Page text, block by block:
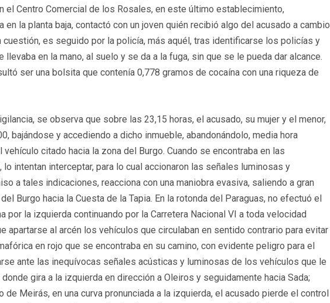
el Centro Comercial de los Rosales, en este último establecimiento,
la planta baja, contactó con un joven quién recibió algo del acusado a cambio
es seguido por la policía, más aquél, tras identificarse los policías y
llevaba en la mano, al suelo y se da a la fuga, sin que se le pueda dar alcance.
ser una bolsita que contenía 0,778 gramos de cocaína con una riqueza de
se observa que sobre las 23,15 horas, el acusado, su mujer y el menor,
bajándose y accediendo a dicho inmueble, abandonándolo, media hora
citado hacia la zona del Burgo. Cuando se encontraba en las
intentan interceptar, para lo cual accionaron las señales luminosas y
a tales indicaciones, reacciona con una maniobra evasiva, saliendo a gran
Burgo hacia la Cuesta de la Tapia. En la rotonda del Paraguas, no efectuó el
por la izquierda continuando por la Carretera Nacional VI a toda velocidad
apartarse al arcén los vehículos que circulaban en sentido contrario para evitar
en rojo que se encontraba en su camino, con evidente peligro para el
ante las inequívocas señales acústicas y luminosas de los vehículos que le
gira a la izquierda en dirección a Oleiros y seguidamente hacia Sada;
Meirás, en una curva pronunciada a la izquierda, el acusado pierde el control